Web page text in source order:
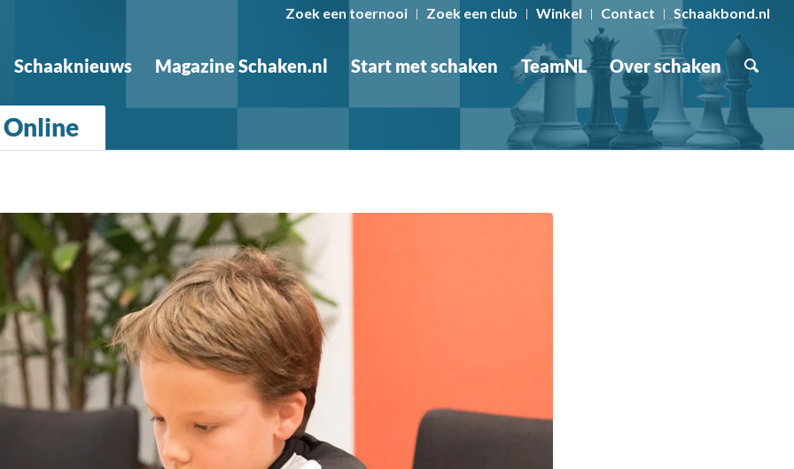
Zoek een toernooi Zoek een club Winkel Contact Schaakbond.nl
Schaaknieuws Magazine Schaken.nl Start met schaken TeamNL Over schaken